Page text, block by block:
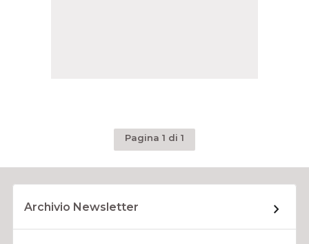
Pagina 1 di 1
Archivio Newsletter